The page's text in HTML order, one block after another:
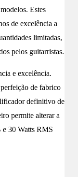
Estes
de excelência a
limitadas,
pelos guitarristas.
e excelência.
de fabrico
definitivo de
permite alterar a
e 30 Watts RMS